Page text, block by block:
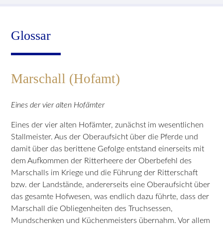
Glossar
Marschall (Hofamt)
Eines der vier alten Hofämter
Eines der vier alten Hofämter, zunächst im wesentlichen
Stallmeister. Aus der Oberaufsicht über die Pferde und
damit über das berittene Gefolge entstand einerseits mit
dem Aufkommen der Ritterheere der Oberbefehl des
Marschalls im Kriege und die Führung der Ritterschaft
bzw. der Landstände, andererseits eine Oberaufsicht über
das gesamte Hofwesen, was endlich dazu führte, dass der
Marschall die Obliegenheiten des Truchsessen,
Mundschenken und Küchenmeisters übernahm. Vor allem